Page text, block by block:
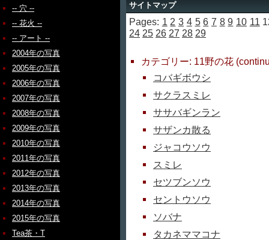
-- 穴 --
-- 花火 --
-- アート --
2004年の写真
2005年の写真
2006年の写真
2007年の写真
2008年の写真
2009年の写真
2010年の写真
2011年の写真
2012年の写真
2013年の写真
2014年の写真
2015年の写真
Tea茶・T
サイトマップ
Pages: 1 2 3 4 5 6 7 8 9 10 11
24 25 26 27 28 29
カテゴリー: 11野の花
コバギボウシ
サクラスミレ
ササバギンラン
サザンカ散る
ジャコウソウ
スミレ
セツブンソウ
セントウソウ
ソバナ
タカネママコナ